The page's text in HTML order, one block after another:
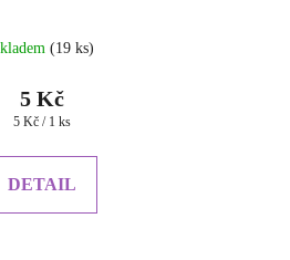
(19 ks)
5 Kč
Měrná
5 Kč / 1 ks
DETAIL